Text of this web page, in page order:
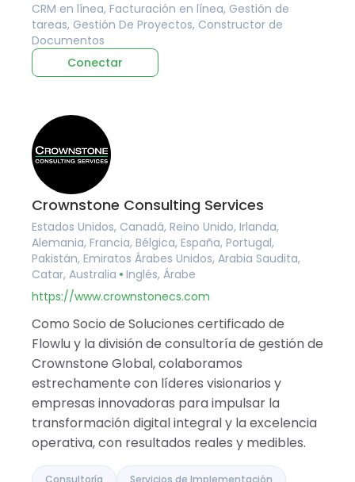
CRM en línea, Facturación en línea, Gestión de
tareas, Gestión De Proyectos, Constructor de
Documentos
Conectar
Crownstone Consulting Services
Estados Unidos, Canadá, Reino Unido, Irlanda,
Alemania, Francia, Bélgica, España, Portugal,
Pakistán, Emiratos Árabes Unidos, Arabia Saudita,
Catar, Australia
Inglés, Árabe
https://www.crownstonecs.com
Como Socio de Soluciones certificado de
Flowlu y la división de consultoría de gestión de
Crownstone Global, colaboramos
estrechamente con líderes visionarios y
empresas innovadoras para impulsar la
transformación digital integral y la excelencia
operativa, con resultados reales y medibles.
Consultoría Servicios de Implementación